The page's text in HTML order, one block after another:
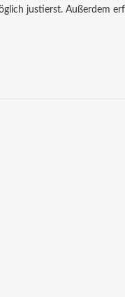
justierst. Außerdem